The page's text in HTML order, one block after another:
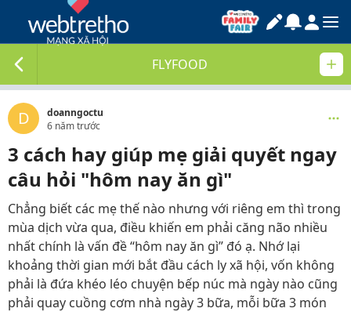
FLYFOOD
D
doanngoctu
6 năm trước
3 cách hay giúp mẹ giải quyết ngay
câu hỏi "hôm nay ăn gì"
Chẳng biết các mẹ thế nào nhưng với riêng em thì trong
mùa dịch vừa qua, điều khiến em phải căng não nhiều
nhất chính là vấn đề “hôm nay ăn gì” đó ạ. Nhớ lại
khoảng thời gian mới bắt đầu cách ly xã hội, vốn không
phải là đứa khéo léo chuyện bếp núc mà ngày nào cũng
phải quay cuồng cơm nhà ngày 3 bữa, mỗi bữa 3 món